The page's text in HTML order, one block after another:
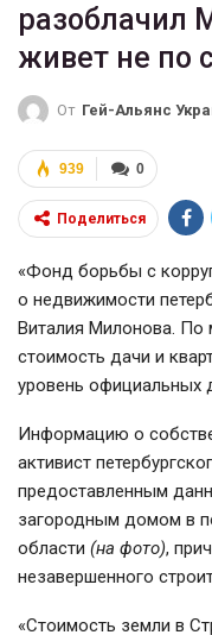
разоблачил
живет не по
От Гей-Альянс
0
939
Поделиться
«Фонд борьбы с
о недвижимости
Виталия Милонова. По
стоимость дачи и
уровень официальных
Информацию о
активист
предоставленным
загородным домом в
области (на фото),
незавершенного
«Стоимость земли в